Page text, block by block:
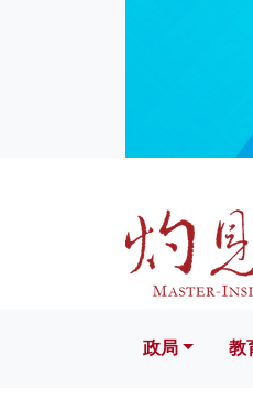
政局 教